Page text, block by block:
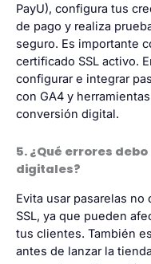
PayU), configura tus
de pago y realiza
seguro. Es importante
certificado SSL activo.
configurar e integrar
con GA4 y
conversión digital.
5. ¿Qué errores
digitales?
Evita usar pasarelas
SSL, ya que pueden
tus clientes. También
antes de lanzar la